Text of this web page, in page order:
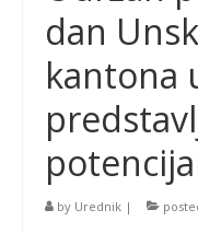
dan
kantona
by Urednik |